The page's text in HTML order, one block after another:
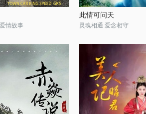
情故事
此情可问天
灵魂相通 爱念相守